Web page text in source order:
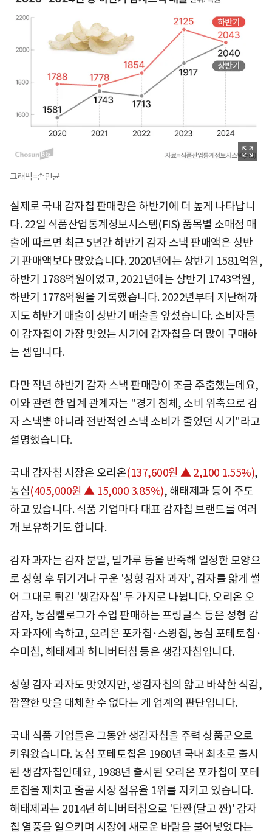
그래픽=손민균
실제로 국내 감자칩 판매량은 하반기에 더 높게 나타납니
다. 22일 식품산업통계정보시스템(FIS) 품목별 소매점 매
출에 따르면 최근 5년간 하반기 감자 스낵 판매액은 상반
기 판매액보다 많았습니다. 2020년에는 상반기 1581억원,
하반기 1788억원이었고, 2021년에는 상반기 1743억원,
하반기 1778억원을 기록했습니다. 2022년부터 지난해까
지도 하반기 매출이 상반기 매출을 앞섰습니다. 소비자들
이 감자칩이 가장 맛있는 시기에 감자칩을 더 많이 구매하
는 셈입니다.
다만 작년 하반기 감자 스낵 판매량이 조금 주춤했는데요,
이와 관련 한 업계 관계자는 "경기 침체, 소비 위축으로 감
자 스낵뿐 아니라 전반적인 스낵 소비가 줄었던 시기"라고
설명했습니다.
국내 감자칩 시장은 오리온(137,600원 ▲ 2,100 1.55%),
농심(405,000원 ▲ 15,000 3.85%), 해태제과 등이 주도
하고 있습니다. 식품 기업마다 대표 감자칩 브랜드를 여러
개 보유하기도 합니다.
감자 과자는 감자 분말, 밀가루 등을 반죽해 일정한 모양으
로 성형 후 튀기거나 구운 '성형 감자 과자', 감자를 얇게 썰
어 그대로 튀긴 '생감자칩' 두 가지로 나뉩니다. 오리온 오
감자, 농심켈로그가 수입 판매하는 프링글스 등은 성형 감
자 과자에 속하고, 오리온 포카칩·스윙칩, 농심 포테토칩·
수미칩, 해태제과 허니버터칩 등은 생감자칩입니다.
성형 감자 과자도 맛있지만, 생감자칩의 얇고 바삭한 식감,
짭짤한 맛을 대체할 수 없다는 게 업계의 판단입니다.
국내 식품 기업들은 그동안 생감자칩을 주력 상품군으로
키워왔습니다. 농심 포테토칩은 1980년 국내 최초로 출시
된 생감자칩인데요, 1988년 출시된 오리온 포카칩이 포테
토칩을 제치고 줄곧 시장 점유율 1위를 지키고 있습니다.
해태제과는 2014년 허니버터칩으로 '단짠(달고 짠)' 감자
칩 열풍을 일으키며 시장에 새로운 바람을 불어넣었다는